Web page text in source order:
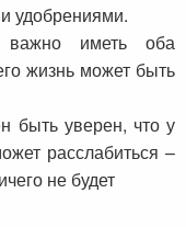
удобрениями.
иметь оба
жизнь может быть
быть уверен, что у
расслабиться –
не будет